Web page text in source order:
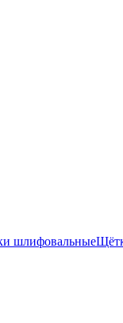
шлифовальные